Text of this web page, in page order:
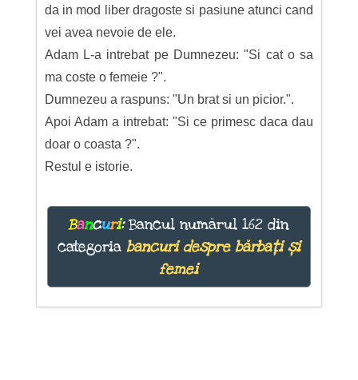
da in mod liber dragoste si pasiune atunci cand
vei avea nevoie de ele.
Adam L-a intrebat pe Dumnezeu: "Si cat o sa
ma coste o femeie ?".
Dumnezeu a raspuns: "Un brat si un picior.".
Apoi Adam a intrebat: "Si ce primesc daca dau
doar o coasta ?".
Restul e istorie.
Bancuri:Bancul numărul 162 din
categoria bancuri despre bărbați și
femei